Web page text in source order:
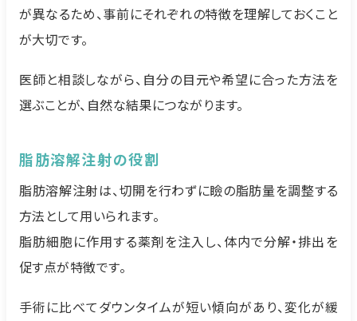
が異なるため、事前にそれぞれの特徴を理解しておくこと
が大切です。
医師と相談しながら、自分の目元や希望に合った方法を
選ぶことが、自然な結果につながります。
脂肪溶解注射の役割
脂肪溶解注射は、切開を行わずに瞼の脂肪量を調整する
方法として用いられます。
脂肪細胞に作用する薬剤を注入し、体内で分解・排出を
促す点が特徴です。
手術に比べてダウンタイムが短い傾向があり、変化が緩